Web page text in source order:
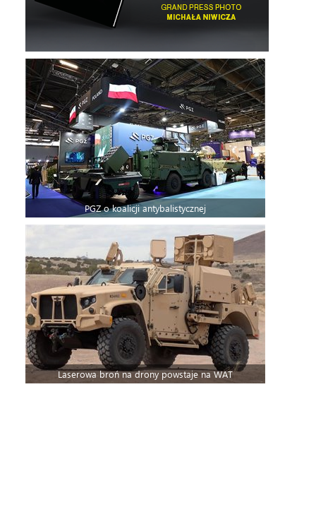
PGZ o koalicji antybalistycznej
Laserowa broń na drony powstaje na WAT